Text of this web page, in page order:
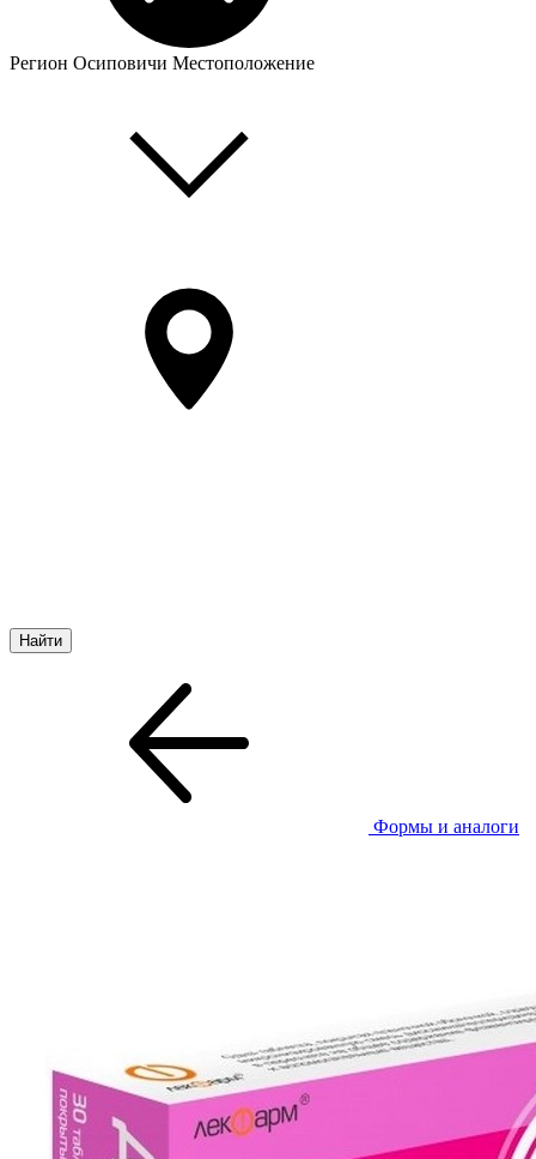
Регион Осиповичи Местоположение
Формы и аналоги